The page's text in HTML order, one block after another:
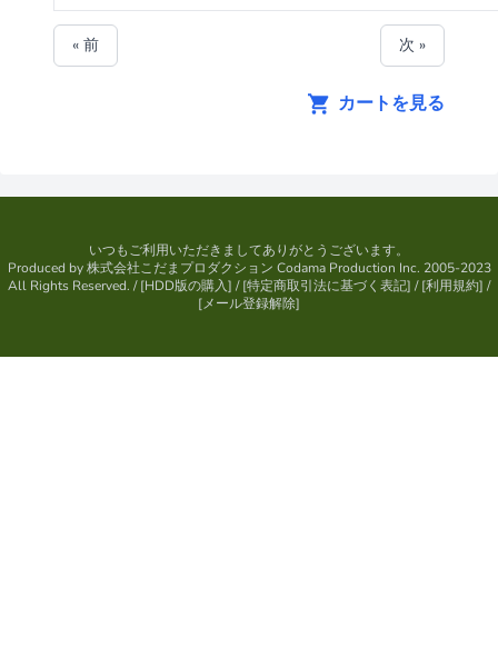
« 前 次 »
カートを見る
いつもご利用いただきましてありがとうございます。
Produced by株式会社こだまプロダクション Codama Production Inc. 2005-2023
All Rights Reserved. / [HDD版の購入] / [特定商取引法に基づく表記] / [利用規約] /
[メール登録解除]